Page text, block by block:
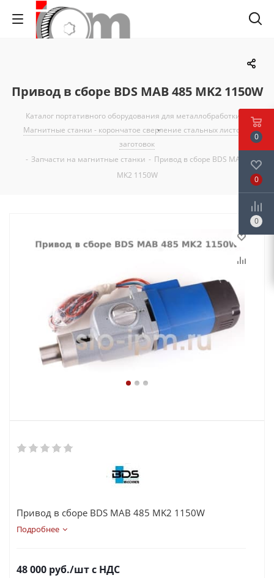
Привод в сборе BDS MAB 485 MK2 1150W
Каталог портативного оборудования для металлобработки
Магнитные станки - корончатое сверление стальных листов и
заготовок
- Запчасти на магнитные станки - Привод в сборе BDS MAB 485
MK2 1150W
Привод в сборе BDS MAB 485 MK2 1150W
Подробнее
48 000 руб./штс НДС
0
0
0